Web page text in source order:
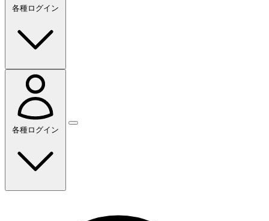
各種ログイン
各種ログイン